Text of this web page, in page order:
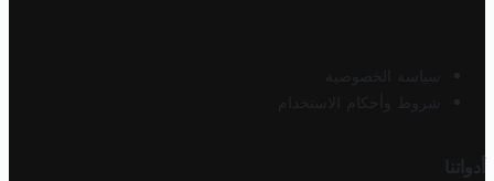
سياسة الخصوصية
شروط وأحكام الاستخدام
أدواتنا